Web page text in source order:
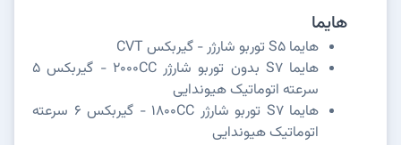
هایما
هایما S5 توربو شارژر - گیربکس CVT
هایما S7 بدون توربو شارژر 2000CC - گیربکس 5
سرعته اتوماتیک هیوندایی
هایما S7 توربو شارژر 1800CC - گیربکس 6 سرعته
اتوماتیک هیوندایی